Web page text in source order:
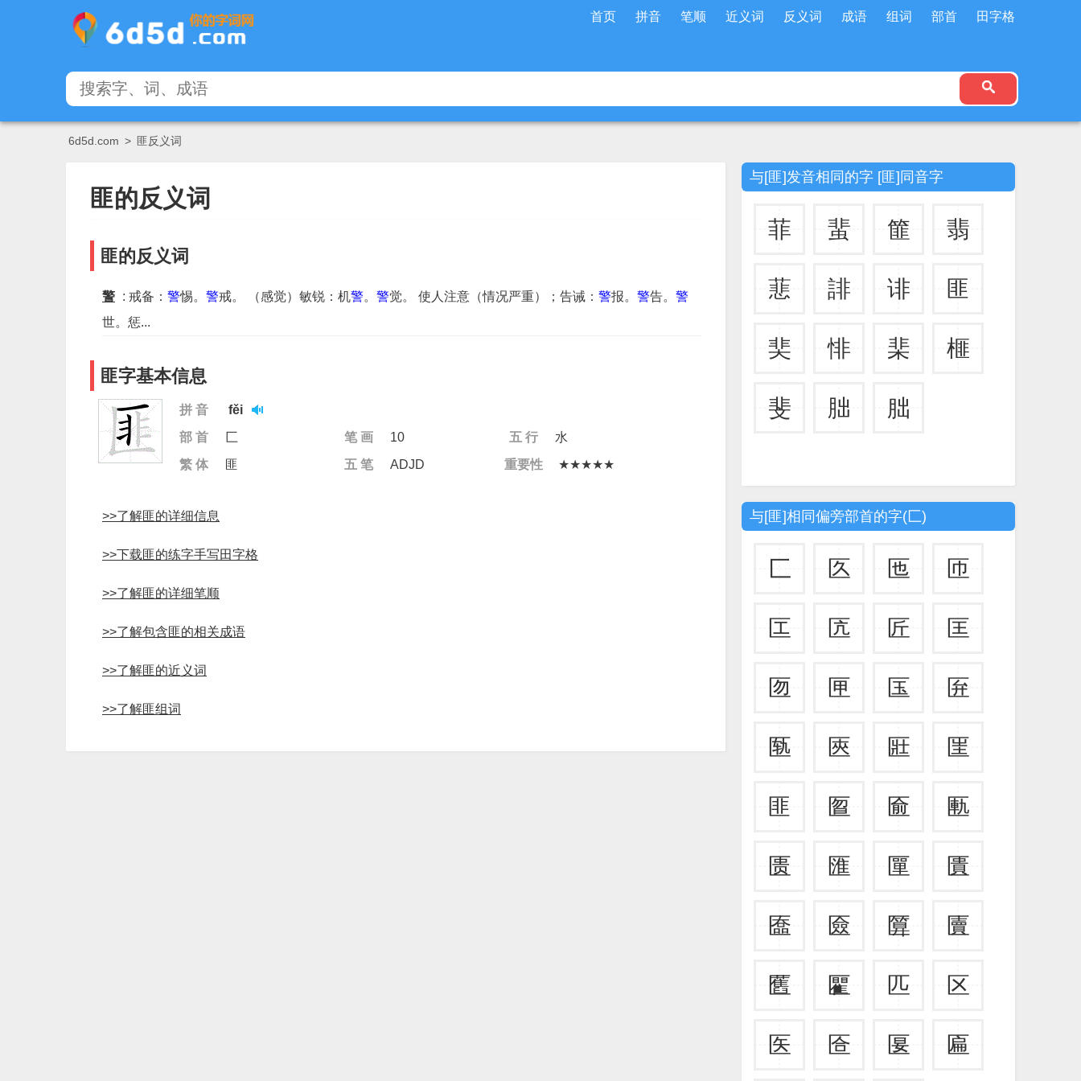
首页 拼音 笔顺 近义词 反义词 成语 组词 部首 田字格
6d5d.com > 匪反义词
匪的反义词
匪的反义词
警 : 戒备： 警惕。 警戒。 （感觉）敏锐：机警。 警觉。 使人注意（情况严重）；告诫： 警报。 警告。 警
世。惩...
匪字基本信息
拼 音
fěi
部 首
匚 笔 画 10 五 行
水
繁 体
匪 五 笔 ADJD 重要性 ★★★★★
>>了解匪的详细信息
>>下载匪的练字手写田字格
>>了解匪的详细笔顺
>>了解包含匪的相关成语
>>了解匪的近义词
>>了解匪组词
与[匪]发音相同的字 [匪]同音字
菲 蜚 篚 翡
蕜 誹 诽 匪
奜 悱 棐 榧
斐 胐 朏
与[匪]相同偏旁部首的字(匚)
匚 匛 匜 匝
匞 匟 匠 匡
匢 匣 匤 匥
匦 匧 匨 匩
匪 匫 匬 匭
匮 匯 匰 匱
匲 匳 匴 匵
匶 匷 匹 区
医 匼 匽 匾